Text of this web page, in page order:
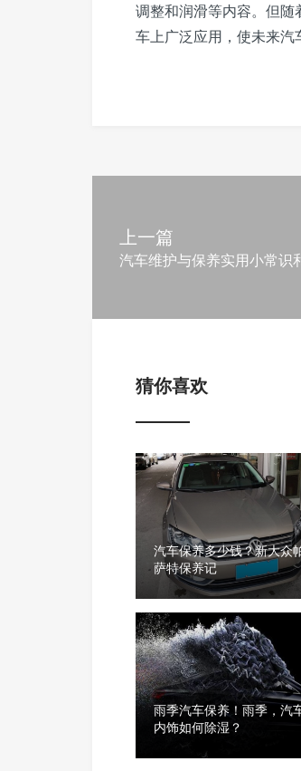
调整和润滑等内容。但
车上广泛应用，使未来汽
上一篇
汽车维护与保养实用小常识
猜你喜欢
汽车保养多少钱？新大众
萨特保养记
雨季汽车保养！雨季，汽
内饰如何除湿？